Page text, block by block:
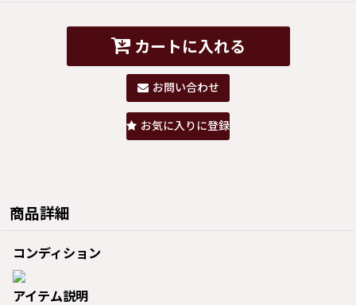
カートに入れる
お問い合わせ
お気に入りに登録
商品詳細
コンディション
アイテム説明